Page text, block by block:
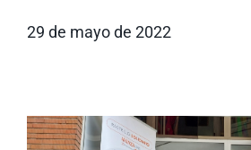
29 de mayo de 2022